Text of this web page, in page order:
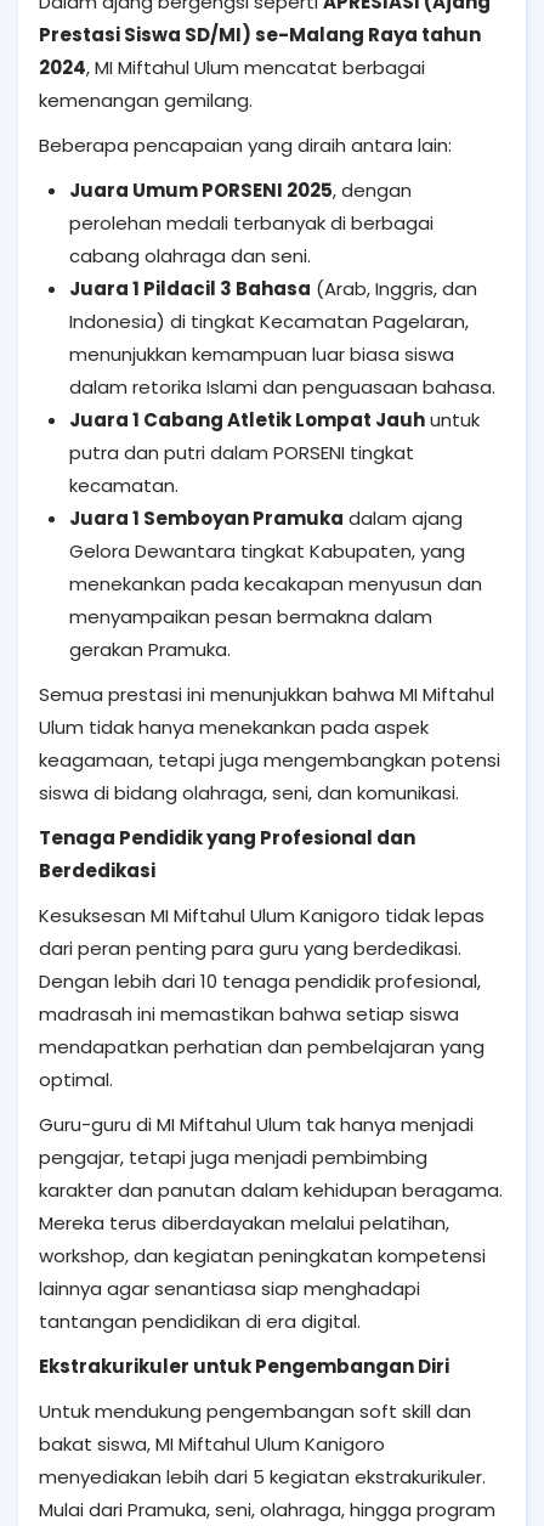
Prestasi Siswa SD/MI) se-Malang Raya tahun
2024, MI Miftahul Ulum mencatat berbagai
kemenangan gemilang.
Beberapa pencapaian yang diraih antara lain:
Juara Umum PORSENI 2025, dengan
perolehan medali terbanyak di berbagai
cabang olahraga dan seni.
Juara 1 Pildacil 3 Bahasa (Arab, Inggris, dan
Indonesia) di tingkat Kecamatan Pagelaran,
menunjukkan kemampuan luar biasa siswa
dalam retorika Islami dan penguasaan bahasa.
Juara 1 Cabang Atletik Lompat Jauhuntuk
putra dan putri dalam PORSENI tingkat
kecamatan.
Juara 1 Semboyan Pramuka dalam ajang
Gelora Dewantara tingkat Kabupaten, yang
menekankan pada kecakapan menyusun dan
menyampaikan pesan bermakna dalam
gerakan Pramuka.
Semua prestasi ini menunjukkan bahwa MI Miftahul
Ulum tidak hanya menekankan pada aspek
keagamaan, tetapi juga mengembangkan potensi
siswa di bidang olahraga, seni, dan komunikasi.
Tenaga Pendidik yang Profesional dan
Berdedikasi
Kesuksesan MI Miftahul Ulum Kanigoro tidak lepas
dari peran penting para guru yang berdedikasi.
Dengan lebih dari 10 tenaga pendidik profesional,
madrasah ini memastikan bahwa setiap siswa
mendapatkan perhatian dan pembelajaran yang
optimal.
Guru-guru di MI Miftahul Ulum tak hanya menjadi
pengajar, tetapi juga menjadi pembimbing
karakter dan panutan dalam kehidupan beragama.
Mereka terus diberdayakan melalui pelatihan,
workshop, dan kegiatan peningkatan kompetensi
lainnya agar senantiasa siap menghadapi
tantangan pendidikan di era digital.
Ekstrakurikuler untuk Pengembangan Diri
Untuk mendukung pengembangan soft skill dan
bakat siswa, MI Miftahul Ulum Kanigoro
menyediakan lebih dari 5 kegiatan ekstrakurikuler.
Mulai dari Pramuka, seni, olahraga, hingga program